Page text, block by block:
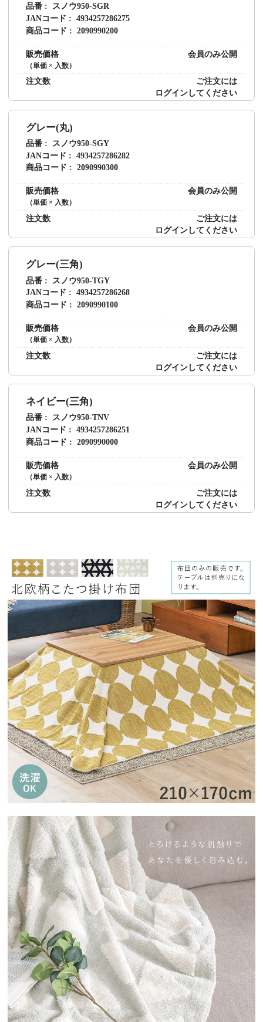
品番
スノウ950-SGR
JANコード
4934257286275
商品コード
2090990200
販売価格
（単価 × 入数）
会員のみ公開
注文数
ご注文には
ログインしてください
グレー(丸)
品番
スノウ950-SGY
JANコード
4934257286282
商品コード
2090990300
販売価格
（単価 × 入数）
会員のみ公開
注文数
ご注文には
ログインしてください
グレー(三角)
品番
スノウ950-TGY
JANコード
4934257286268
商品コード
2090990100
販売価格
（単価 × 入数）
会員のみ公開
注文数
ご注文には
ログインしてください
ネイビー(三角)
品番
スノウ950-TNV
JANコード
4934257286251
商品コード
2090990000
販売価格
（単価 × 入数）
会員のみ公開
注文数
ご注文には
ログインしてください